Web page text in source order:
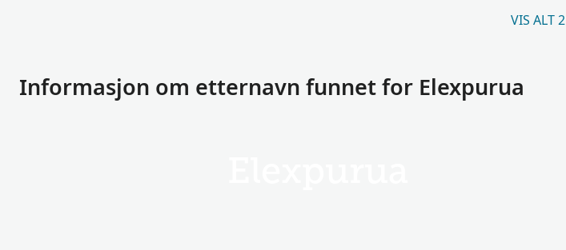
VIS ALT 2
Informasjon om etternavn funnet for Elexpurua